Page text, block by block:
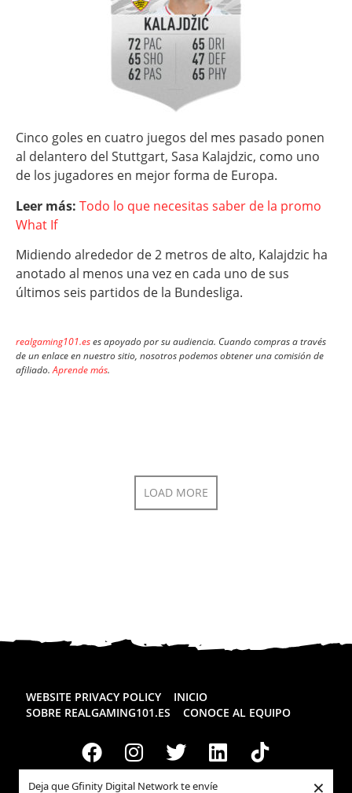
Deja que Gfinity Digital Network te envíe
Cinco goles en cuatro juegos del mes pasado ponen
al delantero del Stuttgart, Sasa Kalajdzic, como uno
de los jugadores en mejor forma de Europa.
Leer más: Todo lo que necesitas saber de la promo
What If
Midiendo alrededor de 2 metros de alto, Kalajdzic ha
anotado al menos una vez en cada uno de sus
últimos seis partidos de la Bundesliga.
realgaming101.eses apoyado por su audiencia. Cuando compras a través
de un enlace en nuestro sitio, nosotros podemos obtener una comisión de
afiliado.Aprende más.
LOAD MORE
WEBSITE PRIVACY POLICY
INICIO
SOBRE REALGAMING101.ES
CONOCE AL EQUIPO